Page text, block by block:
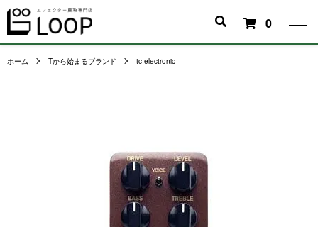
0
ホーム Tから始まるブランド tc electronic